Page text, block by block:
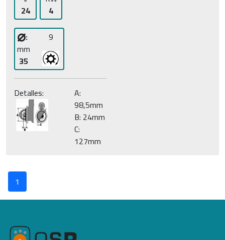
24
4
⌀:
mm
35
9
Detalles:
A:
98,5mm
B: 24mm
C:
127mm
1